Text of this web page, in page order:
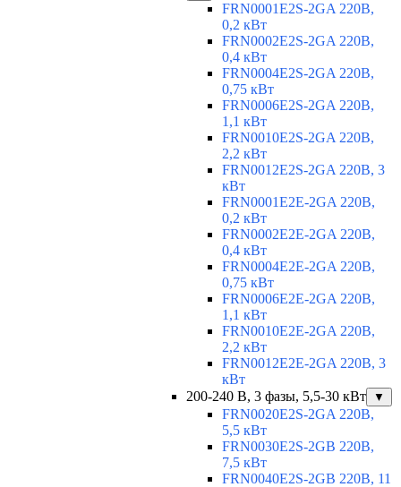
FRN0001E2S-2GA 220В,
0,2 кВт
FRN0002E2S-2GA 220В,
0,4 кВт
FRN0004E2S-2GA 220В,
0,75 кВт
FRN0006E2S-2GA 220В,
1,1 кВт
FRN0010E2S-2GA 220В,
2,2 кВт
FRN0012E2S-2GA 220В, 3
кВт
FRN0001E2E-2GA 220В,
0,2 кВт
FRN0002E2E-2GA 220В,
0,4 кВт
FRN0004E2E-2GA 220В,
0,75 кВт
FRN0006E2E-2GA 220В,
1,1 кВт
FRN0010E2E-2GA 220В,
2,2 кВт
FRN0012E2E-2GA 220В, 3
кВт
200-240 В, 3 фазы, 5,5-30 кВт
▼
FRN0020E2S-2GA 220В,
5,5 кВт
FRN0030E2S-2GB 220В,
7,5 кВт
FRN0040E2S-2GB 220В, 11